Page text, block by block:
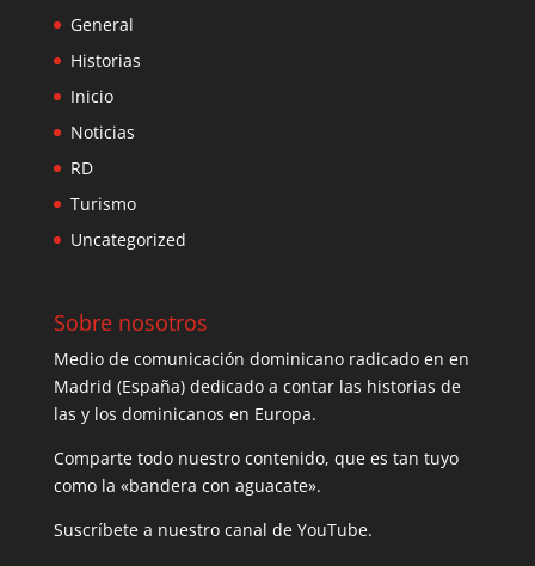
General
Historias
Inicio
Noticias
RD
Turismo
Uncategorized
Sobre nosotros
Medio de comunicación dominicano radicado en en
Madrid (España) dedicado a contar las historias de
las y los dominicanos en Europa.
Comparte todo nuestro contenido, que es tan tuyo
como la «bandera con aguacate».
Suscríbete a nuestro canal de YouTube.